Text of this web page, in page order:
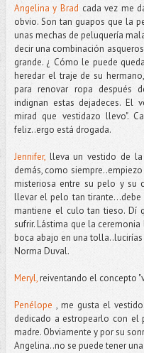
Angelina y Brad cada vez me
obvio. Son tan guapos que la
unas mechas de peluquería
decir una combinación
grande. ¿ Cómo le puede
heredar el traje de su
para renovar ropa después
indignan estas dejadeces. El
mirad que vestidazo llevo".
feliz..ergo está drogada.
Jennifer,lleva un vestido de la
demás, como
misteriosa entre su pelo y su
llevar el pelo tan
mantiene el culo tan tieso. Dí
sufrir. Lástima que la
boca abajo en una
Norma Duval.
Meryl,reiventando el concepto
Penélope , me gusta el
dedicado a estropearlo con el
madre. Obviamente y por su
Angelina..no se puede tener